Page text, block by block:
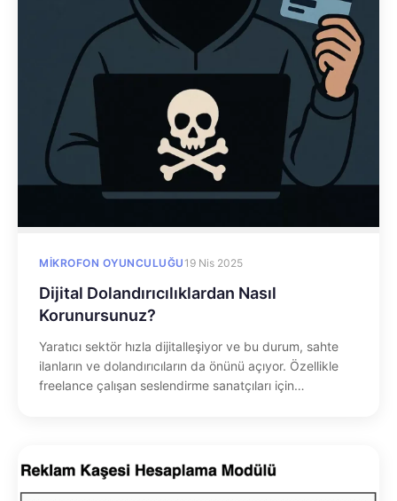
MIKROFON OYUNCULUĞU 19 Nis 2025
Dijital Dolandırıcılıklardan Nasıl
Korunursunuz?
Yaratıcı sektör hızla dijitalleşiyor ve bu durum, sahte
ilanların ve dolandırıcıların da önünü açıyor. Özellikle
freelance çalışan seslendirme sanatçıları için…